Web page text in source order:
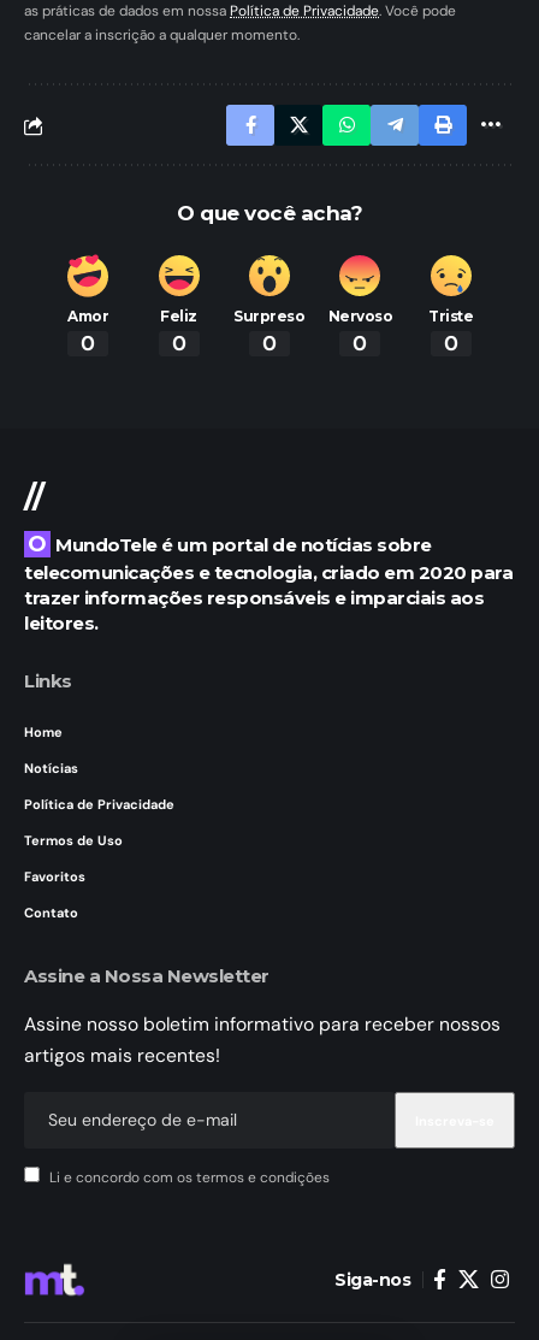
as práticas de dados em nossaPolítica de Privacidade. Você pode
cancelar a inscrição a qualquer momento.
O que você acha?
Amor
0
Feliz
0
Surpreso
0
Nervoso
0
Triste
0
//
O MundoTele é um portal de notícias sobre
telecomunicações e tecnologia, criado em 2020 para
trazer informações responsáveis e imparciais aos
leitores.
Links
Home
Notícias
Política de Privacidade
Termos de Uso
Favoritos
Contato
Assine a Nossa Newsletter
Assine nosso boletim informativo para receber nossos
artigos mais recentes!
Li e concordo com os termos e condições
Siga-nos